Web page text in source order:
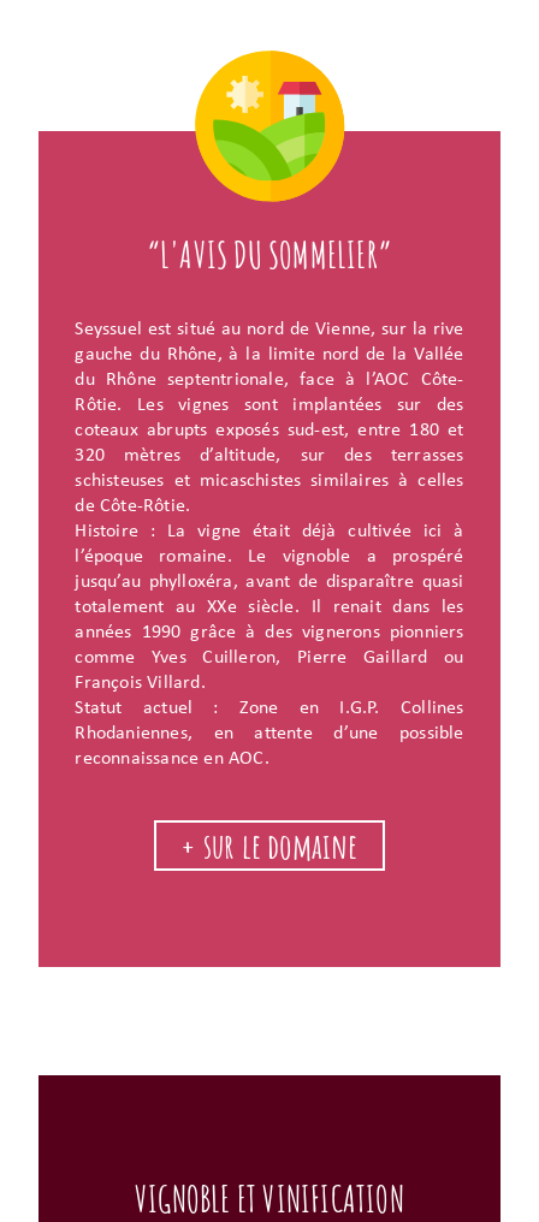
“L'AVIS DU SOMMELIER”
Seyssuel est situé au nord de Vienne, sur la rive
gauche du Rhône, à la limite nord de la Vallée
du Rhône septentrionale, face à l’AOC Côte-
Rôtie. Les vignes sont implantées sur des
coteaux abrupts exposés sud-est, entre 180 et
320 mètres d’altitude, sur des terrasses
schisteuses et micaschistes similaires à celles
de Côte-Rôtie.
Histoire : La vigne était déjà cultivée ici à
l’époque romaine. Le vignoble a prospéré
jusqu’au phylloxéra, avant de disparaître quasi
totalement au XXe siècle. Il renait dans les
années 1990 grâce à des vignerons pionniers
comme Yves Cuilleron, Pierre Gaillard ou
François Villard.
Statut actuel : Zone en I.G.P. Collines
Rhodaniennes, en attente d’une possible
reconnaissance en AOC.
+ sur le domaine
VIGNOBLE ET VINIFICATION